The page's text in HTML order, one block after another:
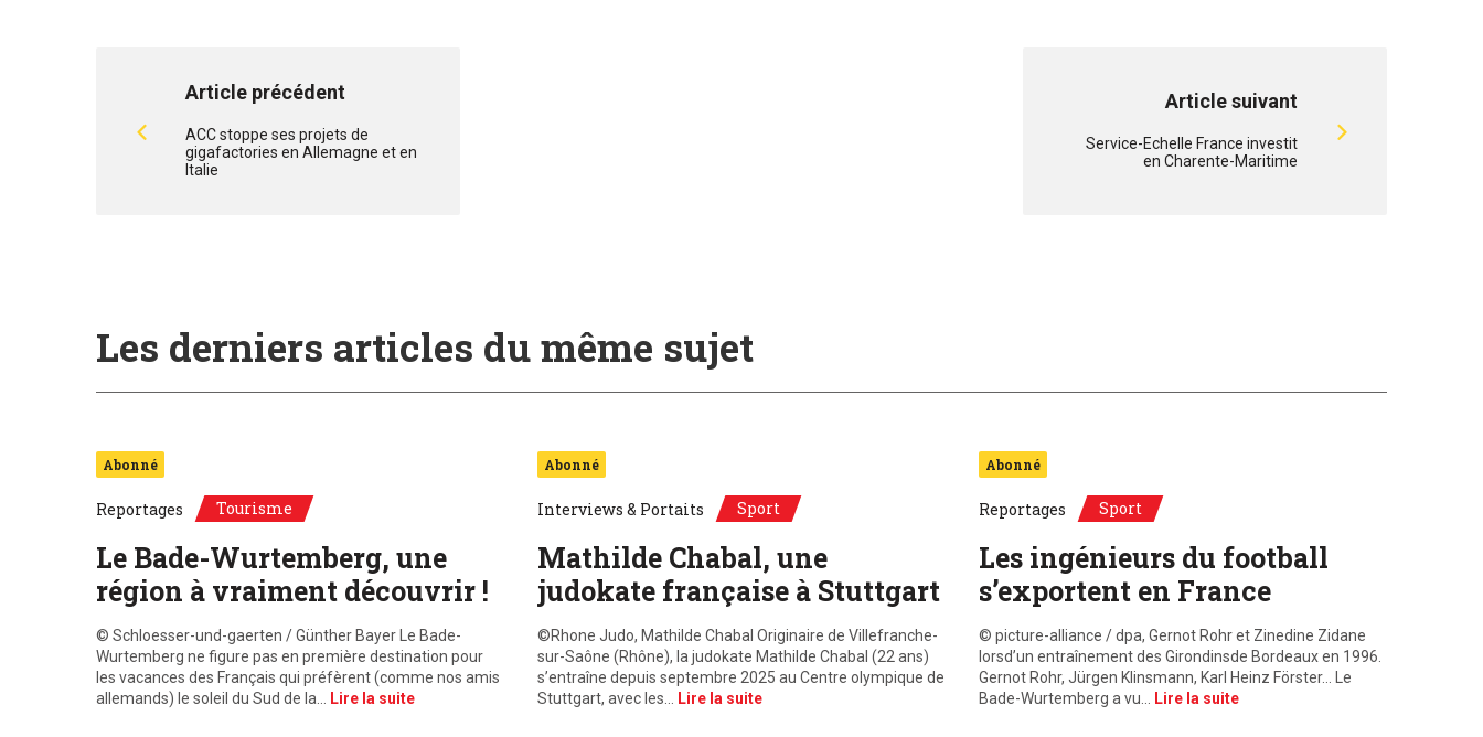
Article précédent
ACC stoppe ses projets de
gigafactories en Allemagne et en
Italie
Article suivant
Service-Echelle France investit
en Charente-Maritime
Les derniers articles du même sujet
Abonné
Reportages Tourisme
Le Bade-Wurtemberg, une
région à vraiment découvrir !
© Schloesser-und-gaerten / Günther Bayer Le Bade-
Wurtemberg ne figure pas en première destination pour
les vacances des Français qui préfèrent (comme nos amis
allemands) le soleil du Sud de la…
Lire la suite
Abonné
Interviews & Portaits Sport
Mathilde Chabal, une
judokate française à Stuttgart
©Rhone Judo, Mathilde Chabal Originaire de Villefranche-
sur-Saône (Rhône), la judokate Mathilde Chabal (22 ans)
s’entraîne depuis septembre 2025 au Centre olympique de
Stuttgart, avec les…
Lire la suite
Abonné
Reportages Sport
Les ingénieurs du football
s’exportent en France
© picture-alliance / dpa, Gernot Rohr et Zinedine Zidane
lorsd’un entraînement des Girondinsde Bordeaux en 1996.
Gernot Rohr, Jürgen Klinsmann, Karl Heinz Förster… Le
Bade-Wurtemberg a vu…
Lire la suite